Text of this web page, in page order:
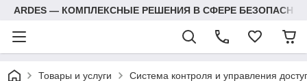
ARDES — КОМПЛЕКСНЫЕ РЕШЕНИЯ В СФЕРЕ
Товары и услуги Система контроля и управления